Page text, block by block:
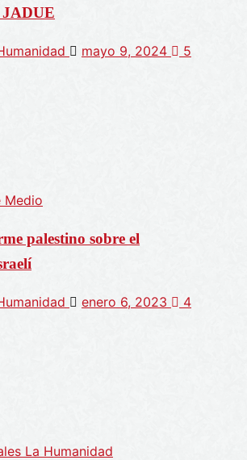
mayo 9, 2024 5
Medio
palestino sobre el
enero 6, 2023 4
La Humanidad